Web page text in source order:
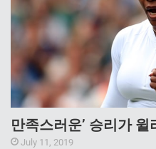
만족스러운’ 승리가
July 11, 2019